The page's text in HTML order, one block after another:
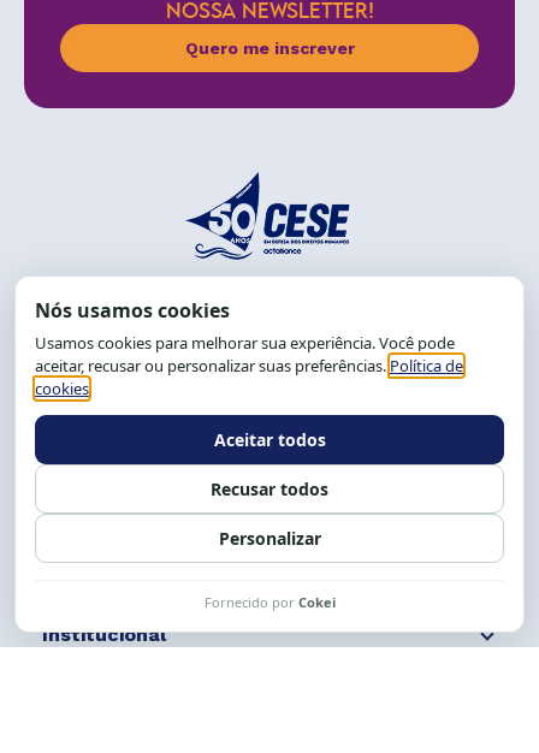
NOSSA NEWSLETTER!
Quero me inscrever
End.: R. da Graça, 150. Graça
CEP: 40.150-055
Salvador-BA, Brasil.
Tel.: (71) 2104-5457, Cel.: (71) 9 9239-2104 ou 2105
Expediente: 8h às 12h e 13 às 17h.
Siga nossas redes Fale conosco
Institucional